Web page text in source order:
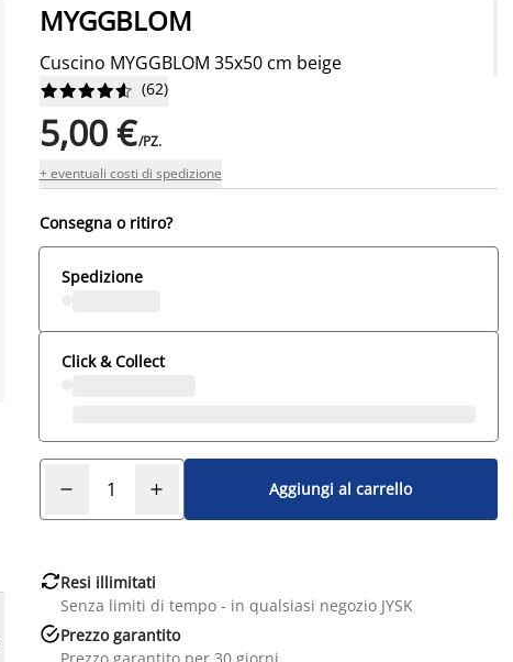
MYGGBLOM
Cuscino MYGGBLOM 35x50 cm beige





 (62)
5,00 €/PZ.
+ eventuali costi di spedizione
Consegna o ritiro?
Spedizione
Click & Collect
Aggiungi al carrello
Resi illimitati
Senza limiti di tempo - in qualsiasi negozio JYSK
Prezzo garantito
Prezzo garantito per 30 giorni